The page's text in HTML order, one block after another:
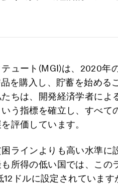
ュート(MGI)は、2020年
を購入し、貯蓄を始める
ちは、開発経済学者によ
う指標を確立し、すべて
評価しています。
ラインよりも高い水準に
所得の低い国では、この
ドルに設定されています